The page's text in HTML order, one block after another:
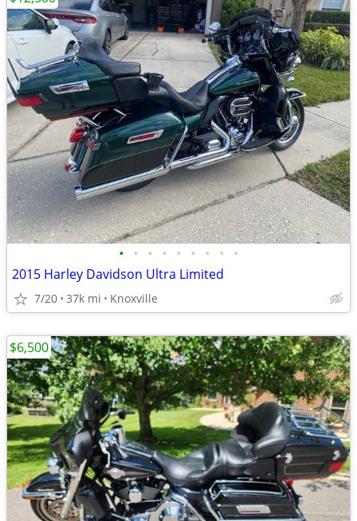
• • • • • • • • •
2015 Harley Davidson Ultra Limited
7/20 37k mi Knoxville
$6,500